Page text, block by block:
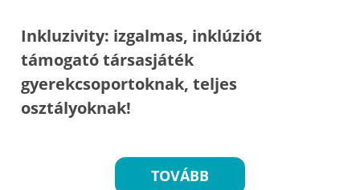
Inkluzivity: izgalmas, inklúziót
támogató társasjáték
gyerekcsoportoknak, teljes
osztályoknak!
TOVÁBB